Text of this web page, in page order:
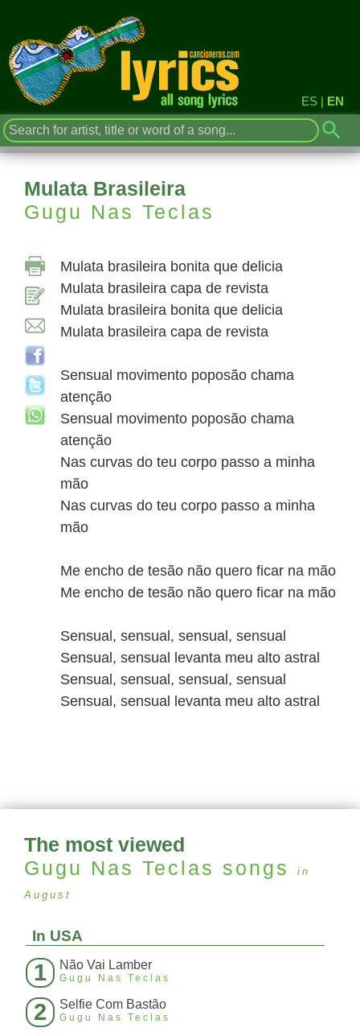
ES | EN
Mulata Brasileira
Gugu Nas Teclas
Mulata brasileira bonita que delicia
Mulata brasileira capa de revista
Mulata brasileira bonita que delicia
Mulata brasileira capa de revista
Sensual movimento poposão chama
atenção
Sensual movimento poposão chama
atenção
Nas curvas do teu corpo passo a minha
mão
Nas curvas do teu corpo passo a minha
mão
Me encho de tesão não quero ficar na mão
Me encho de tesão não quero ficar na mão
Sensual, sensual, sensual, sensual
Sensual, sensual levanta meu alto astral
Sensual, sensual, sensual, sensual
Sensual, sensual levanta meu alto astral
The most viewed
Gugu Nas Teclas songs
in
August
In USA
1 Não Vai Lamber
Gugu Nas Teclas
2 Selfie Com Bastão
Gugu Nas Teclas